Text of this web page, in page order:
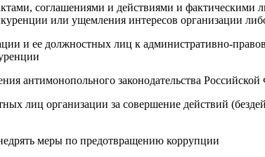
соглашениями и действиями и
или ущемления интересов организации
и ее должностных лиц к административно-
антимонопольного законодательства
лиц организации за совершение действий
меры по предотвращению коррупции